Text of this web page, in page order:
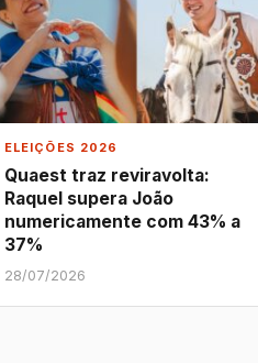
ELEIÇÕES 2026
Quaest traz reviravolta:
Raquel supera João
numericamente com 43% a
37%
28/07/2026